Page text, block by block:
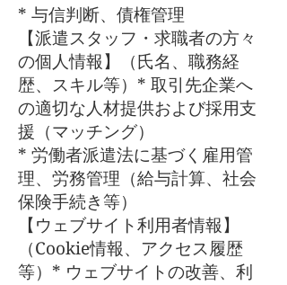
* 与信判断、債権管理
【派遣スタッフ・求職者の方々
の個人情報】（氏名、職務経
歴、スキル等）* 取引先企業へ
の適切な人材提供および採用支
援（マッチング）
* 労働者派遣法に基づく雇用管
理、労務管理（給与計算、社会
保険手続き等）
【ウェブサイト利用者情報】
（Cookie情報、アクセス履歴
等）* ウェブサイトの改善、利